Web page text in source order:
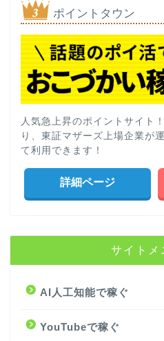
ポイントタウン
人気急上昇のポイントサイト
り、東証マザーズ上場企業が
て利用できます！
詳細ページ
サイトメ
AI人工知能で稼ぐ
YouTubeで稼ぐ